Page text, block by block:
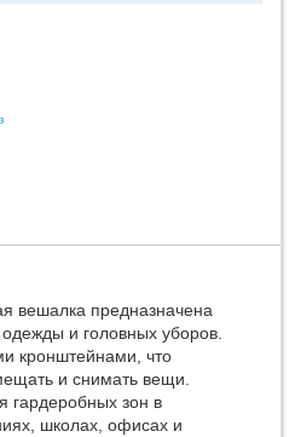
вешалка предназначена
и головных уборов.
кронштейнами, что
и снимать вещи.
гардеробных зон в
школах, офисах и